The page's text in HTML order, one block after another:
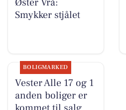
Øster Vrå:
Smykker stjålet
BOLIGMARKED
Vester Alle 17 og 1
anden boliger er